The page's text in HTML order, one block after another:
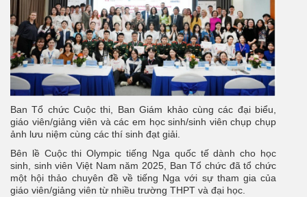
Ban Tổ chức Cuộc thi, Ban Giám khảo cùng các đại biểu,
giáo viên/giảng viên và các em học sinh/sinh viên chụp chụp
ảnh lưu niệm cùng các thí sinh đạt giải.
Bên lề Cuộc thi Olympiс tiếng Nga quốc tế dành cho học
sinh, sinh viên Việt Nam năm 2025, Ban Tổ chức đã tổ chức
một hội thảo chuyên đề về tiếng Nga với sự tham gia của
giáo viên/giảng viên từ nhiều trường THPT và đại học.